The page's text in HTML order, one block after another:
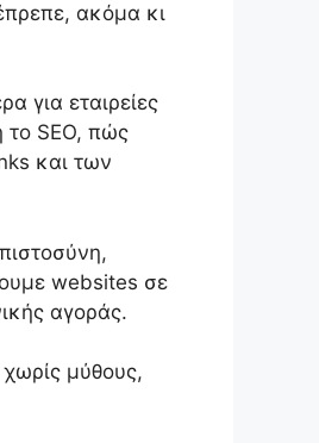
ακόμα κι
για εταιρείες
το SEO, πώς
και των
websites σε
αγοράς.
χωρίς μύθους,